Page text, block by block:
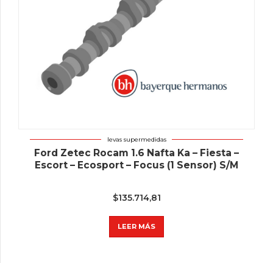
levas supermedidas
Ford Zetec Rocam 1.6 Nafta Ka – Fiesta –
Escort – Ecosport – Focus (1 Sensor) S/M
$135.714,81
LEER MÁS